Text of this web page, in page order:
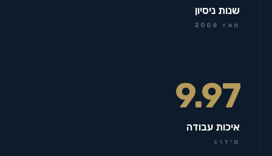
שנות ניסיון
מאז 2006
9.97
איכות עבודה
מידרג